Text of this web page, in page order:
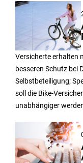
Versicherte erhalten
besseren Schutz bei
Selbstbeteiligung;
soll die Bike-
unabhängiger